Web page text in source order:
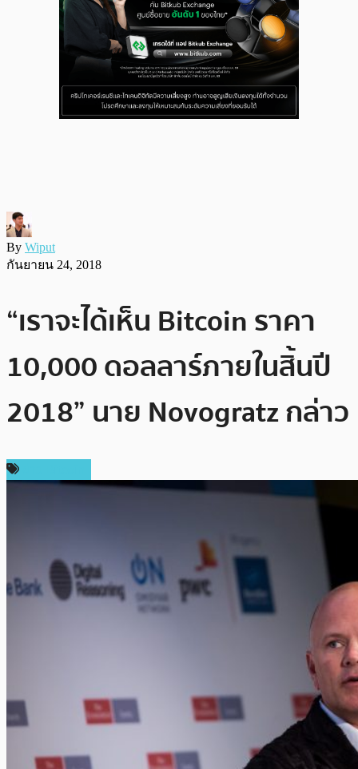
By Wiput
กันยายน 24, 2018
“เราจะได้เห็น Bitcoin ราคา
10,000 ดอลลาร์ภายในสิ้นปี
2018” นาย Novogratz กล่าว